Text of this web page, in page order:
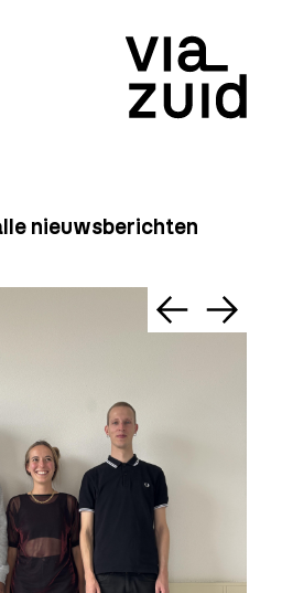
nieuwsberichten